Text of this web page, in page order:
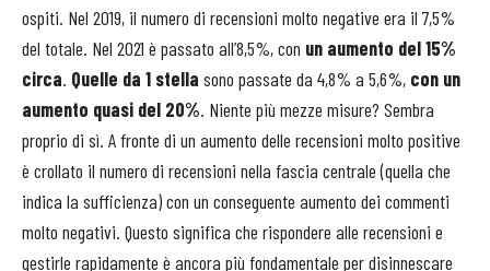
ospiti. Nel 2019, il numero di recensioni molto negative era il 7,5%
del totale. Nel 2021 è passato all’8,5%, con un aumento del 15%
circa. Quelle da 1 stella sono passate da 4,8% a 5,6%, con un
aumento quasi del 20%. Niente più mezze misure? Sembra
proprio di sì. A fronte di un aumento delle recensioni molto positive
è crollato il numero di recensioni nella fascia centrale (quella che
indica la sufficienza) con un conseguente aumento dei commenti
molto negativi. Questo significa che rispondere alle recensioni e
gestirle rapidamente è ancora più fondamentale per disinnescare